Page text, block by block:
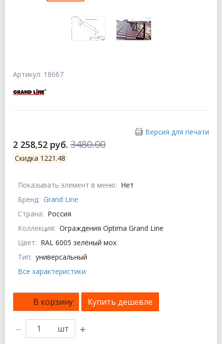
Артикул: 18667
Версия для печати
2 258,52 руб. 3480.00
Скидка 1221.48
Показывать элемент в меню: Нет
Бренд: Grand Line
Страна: Россия
Коллекция: Ограждения Optima Grand Line
Цвет: RAL 6005 зелёный мох
Тип: универсальный
Все характеристики
В корзину Купить дешевле
шт